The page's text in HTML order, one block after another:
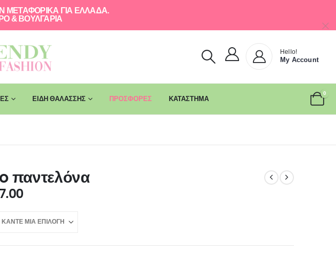
ΜΕΤΑΦΟΡΙΚΑ ΓΙΑ ΕΛΛAΔΑ.
& ΒΟΥΛΓΑΡΙΑ
Hello!
My Account
ΕΙΔΗ ΘΑΛΑΣΣΗΣ ΠΡΟΣΦΟΡΕΣ ΚΑΤΑΣΤΗΜΑ
0
παντελόνα